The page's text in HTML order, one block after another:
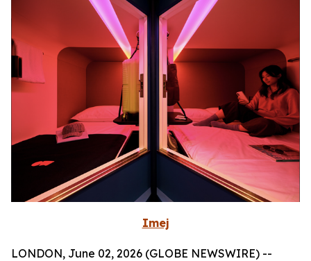
Imej
LONDON, June 02, 2026 (GLOBE NEWSWIRE) --